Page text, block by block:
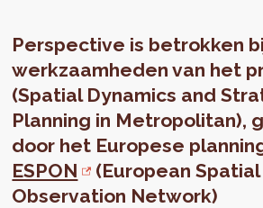
Perspective is betrokken
werkzaamheden van het
(Spatial Dynamics and
Planning in Metropolitan),
door het Europese
ESPON
(European
Observation Network)